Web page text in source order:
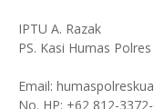
IPTU A. Razak
PS. Kasi Humas
Email:
No. HP: +62 812-